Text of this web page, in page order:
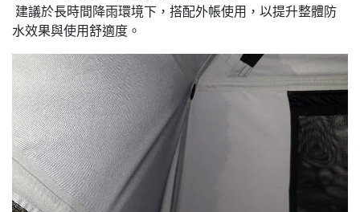
建議於長時間降雨環境下，搭配外帳使用，以提升整體防
水效果與使用舒適度。